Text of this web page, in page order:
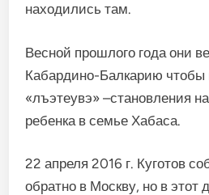
находились там.
Весной прошлого года они
Кабардино-Балкарию чтобы
«лъэтеувэ» –становления на
ребенка в семье Хабаса.
22 апреля 2016 г. Куготов
обратно в Москву, но в этот